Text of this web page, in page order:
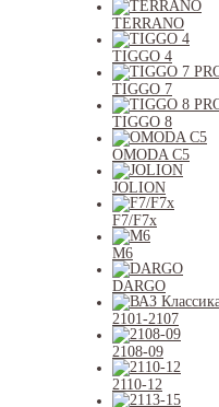
TERRANO
TIGGO 4
TIGGO 7
TIGGO 8
OMODA C5
JOLION
F7/F7x
M6
DARGO
2101-2107
2108-09
2110-12